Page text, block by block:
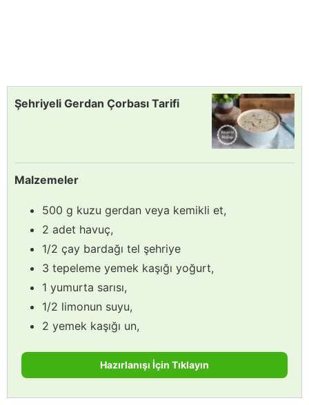
Şehriyeli Gerdan Çorbası Tarifi
Malzemeler
500 g kuzu gerdan veya kemikli et,
2 adet havuç,
1/2 çay bardağı tel şehriye
3 tepeleme yemek kaşığı yoğurt,
1 yumurta sarısı,
1/2 limonun suyu,
2 yemek kaşığı un,
Hazırlanışı İçin Tıklayın